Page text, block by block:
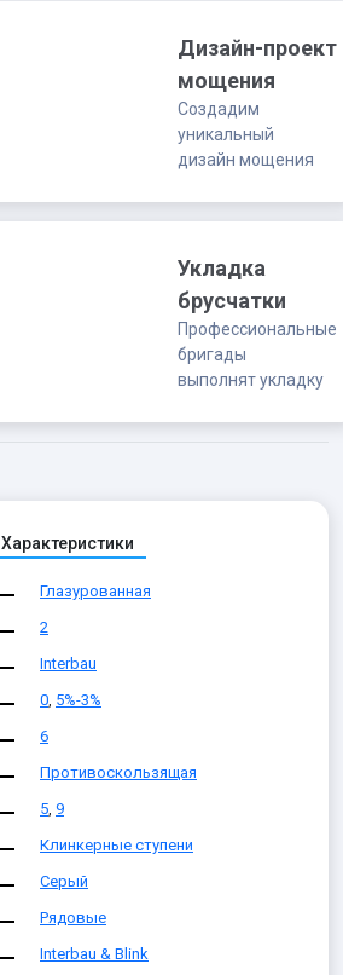
Дизайн-проект
мощения
Создадим
уникальный
дизайн мощения
Укладка
брусчатки
Профессиональные
бригады
выполнят укладку
Характеристики
Глазурованная
2
Interbau
0, 5%-3%
6
Противоскользящая
5, 9
Клинкерные ступени
Серый
Рядовые
Interbau & Blink